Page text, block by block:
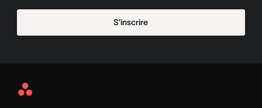
S’inscrire
Asana